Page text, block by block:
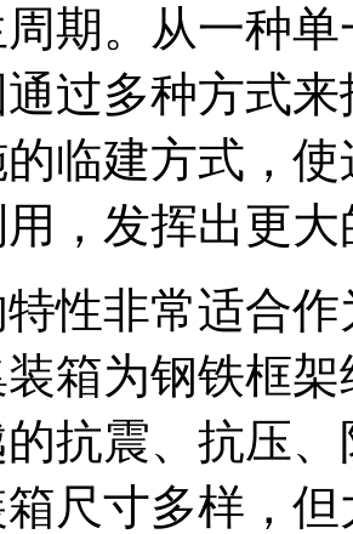
周期。从一种
过多种方式
临建方式，
，发挥出更
性非常适合
箱为钢铁框
抗震、抗压
尺寸多样，